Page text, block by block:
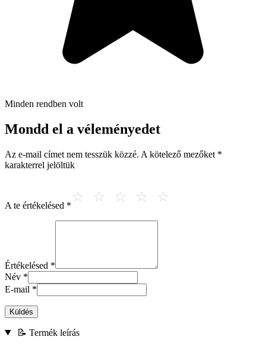
Minden rendben volt
Mondd el a véleményedet
Az e-mail címet nem tesszük közzé. A kötelező mezőket *
karakterrel jelöltük
A te értékelésed *
Értékelésed *
Név *
E-mail *
Küldés
📝 Termék leírás